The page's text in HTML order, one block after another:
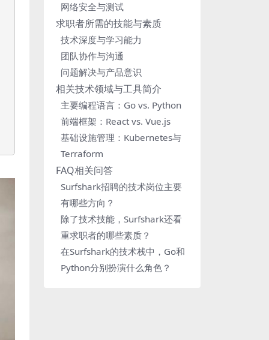
网络安全与测试
求职者所需的技能与素质
技术深度与学习能力
团队协作与沟通
问题解决与产品意识
相关技术领域与工具简介
主要编程语言：Go vs. Python
前端框架：React vs. Vue.js
基础设施管理：Kubernetes与
Terraform
FAQ相关问答
Surfshark招聘的技术岗位主要
有哪些方向？
除了技术技能，Surfshark还看
重求职者的哪些素质？
在Surfshark的技术栈中，Go和
Python分别扮演什么角色？